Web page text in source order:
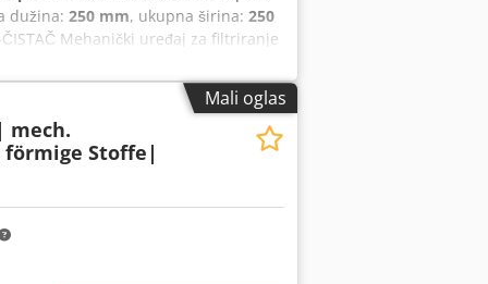
dužina: 250 mm, ukupna širina: 250
ČISTAČ Mehanički uređaj za filtriranje
uslovno mobilni (klizači / bez
vazduha sa EC Centrifugalni
- 134 m³/h (zapreminski
filtera bez elemenata detekcije)
filtere: -Prefilter - HEPA filter H13 -
siva Dimenzija * * * Frekvencija: 50
energije Izlaz vazduha: ne
16.5 kg
Mali oglas
mech.
förmige Stoffe|